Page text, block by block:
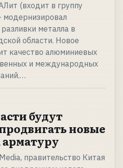
(входит в группу
модернизировал
металла в
области. Новое
качество алюминиевых
и международных
будут
новые
правительство Китая